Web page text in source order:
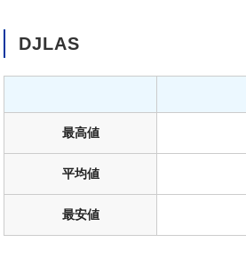
DJLAS
最高値
平均値
最安値